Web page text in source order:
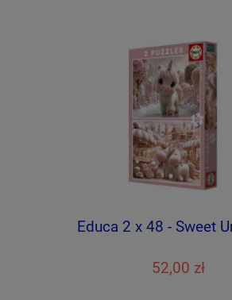
Educa 2 x 48 - Sweet
52,00 zł